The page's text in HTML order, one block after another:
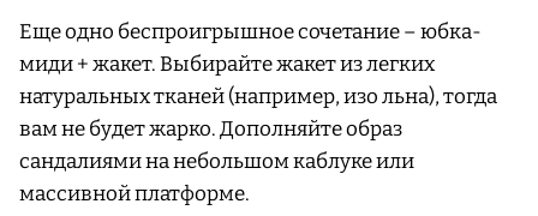
Еще одно беспроигрышное сочетание – юбка-
миди + жакет. Выбирайте жакет из легких
натуральных тканей (например, изо льна), тогда
вам не будет жарко. Дополняйте образ
сандалиями на небольшом каблуке или
массивной платформе.